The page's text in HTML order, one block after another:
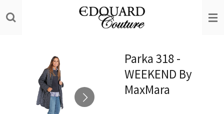
direct
hoofdinhoud
Parka 318 -
WEEKEND By
MaxMara